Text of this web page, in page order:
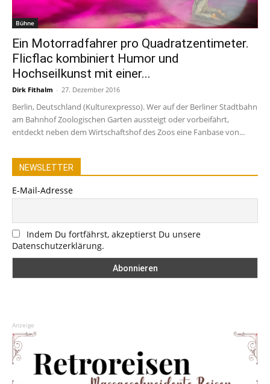
Bühne
Ein Motorradfahrer pro Quadratzentimeter.
Flicflac kombiniert Humor und
Hochseilkunst mit einer...
Dirk Fithalm - 27. Dezember 2016
Berlin, Deutschland (Kulturexpresso). Wer auf der Berliner Stadtbahn
am Bahnhof Zoologischen Garten aussteigt oder vorbeifährt,
entdeckt neben dem Wirtschaftshof des Zoos eine Fanbase von...
NEWSLETTER
E-Mail-Adresse
Indem Du fortfährst, akzeptierst Du unsere
Datenschutzerklärung.
Anzeige